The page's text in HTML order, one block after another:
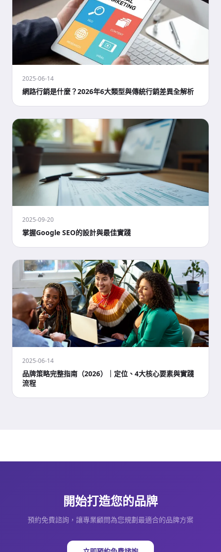
2025-06-14
網路行銷是什麼？2026年6大類型與傳統行銷差異全解析
2025-09-20
掌握Google SEO的設計與最佳實踐
2025-06-14
品牌策略完整指南（2026）｜定位、4大核心要素與實踐
流程
開始打造您的品牌
預約免費諮詢，讓專業顧問為您規劃最適合的品牌方案